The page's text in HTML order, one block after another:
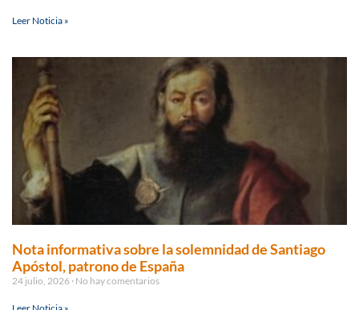
Leer Noticia »
Nota informativa sobre la solemnidad de Santiago
Apóstol, patrono de España
24 julio, 2026 No hay comentarios